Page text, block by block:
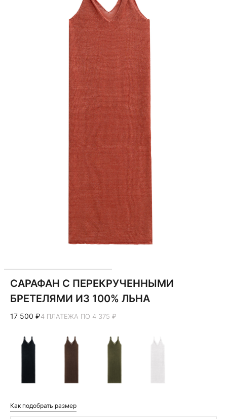
САРАФАН С ПЕРЕКРУЧЕННЫМИ
БРЕТЕЛЯМИ ИЗ 100% ЛЬНА
17 500 ₽4 ПЛАТЕЖА ПО 4 375 ₽
Как подобрать размер